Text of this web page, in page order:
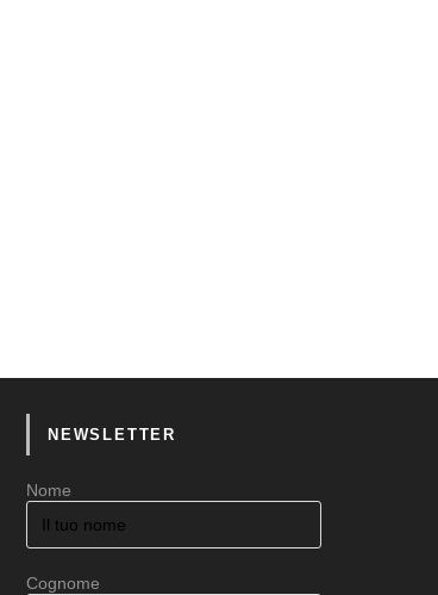
NEWSLETTER
Nome
Cognome